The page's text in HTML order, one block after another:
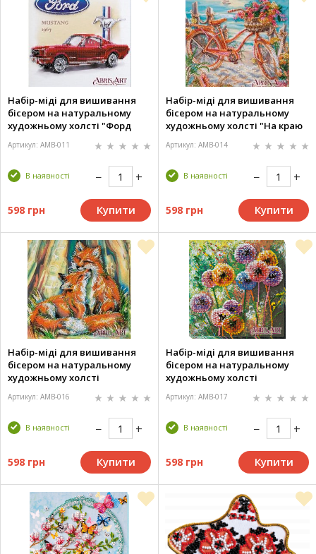
Набір-міді для вишивання
бісером на натуральному
художньому холсті "Форд
Артикул: AMB-011
В наявності
598 грн Купити
Набір-міді для вишивання
бісером на натуральному
художньому холсті "На краю
Артикул: AMB-014
В наявності
598 грн Купити
Набір-міді для вишивання
бісером на натуральному
художньому холсті
Артикул: AMB-016
В наявності
598 грн Купити
Набір-міді для вишивання
бісером на натуральному
художньому холсті
Артикул: AMB-017
В наявності
598 грн Купити